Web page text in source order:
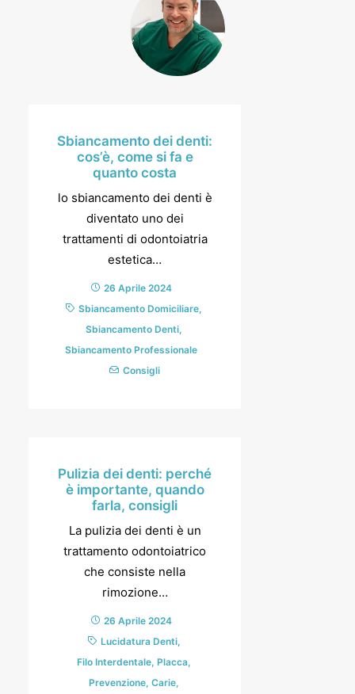
Sbiancamento dei denti:
cos’è, come si fa e
quanto costa
lo sbiancamento dei denti è
diventato uno dei
trattamenti di odontoiatria
estetica…
26 Aprile 2024
Sbiancamento Domiciliare,
Sbiancamento Denti,
Sbiancamento Professionale
Consigli
Pulizia dei denti: perché
è importante, quando
farla, consigli
La pulizia dei denti è un
trattamento odontoiatrico
che consiste nella
rimozione…
26 Aprile 2024
Lucidatura Denti,
Filo Interdentale, Placca,
Prevenzione, Carie,